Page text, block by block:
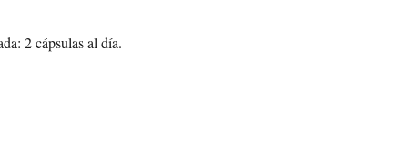
2 cápsulas al día.